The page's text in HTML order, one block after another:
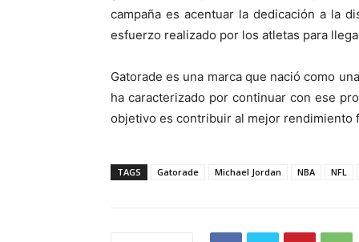
campaña es acentuar la dedicación a la
esfuerzo realizado por los atletas para
Gatorade es una marca que nació como
ha caracterizado por continuar con ese
objetivo es contribuir al mejor rendimiento
TAGS Gatorade Michael Jordan NBA NFL